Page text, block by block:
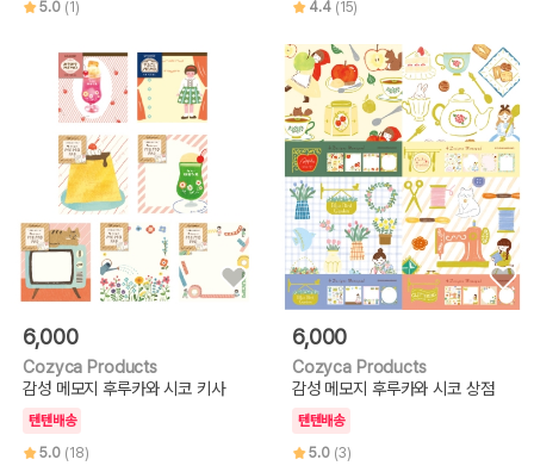
5.0 (1) 4.4 (15)
6,000
Cozyca Products
감성 메모지 후루카와 시코 키사
텐텐배송
5.0 (18)
6,000
Cozyca Products
감성 메모지 후루카와 시코 상점
텐텐배송
5.0 (3)